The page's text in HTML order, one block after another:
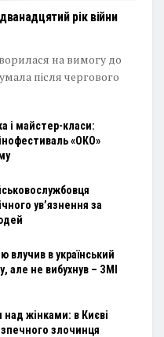
рік війни
на вимогу до
після чергового
і майстер-класи:
«ОКО»
ув’язнення за
влучив в український
але не вибухнув – ЗМІ
жінками: в Києві
злочинця